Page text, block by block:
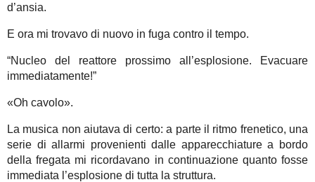
d’ansia.
E ora mi trovavo di nuovo in fuga contro il tempo.
“Nucleo del reattore prossimo all’esplosione. Evacuare
immediatamente!”
«Oh cavolo».
La musica non aiutava di certo: a parte il ritmo frenetico, una
serie di allarmi provenienti dalle apparecchiature a bordo
della fregata mi ricordavano in continuazione quanto fosse
immediata l’esplosione di tutta la struttura.